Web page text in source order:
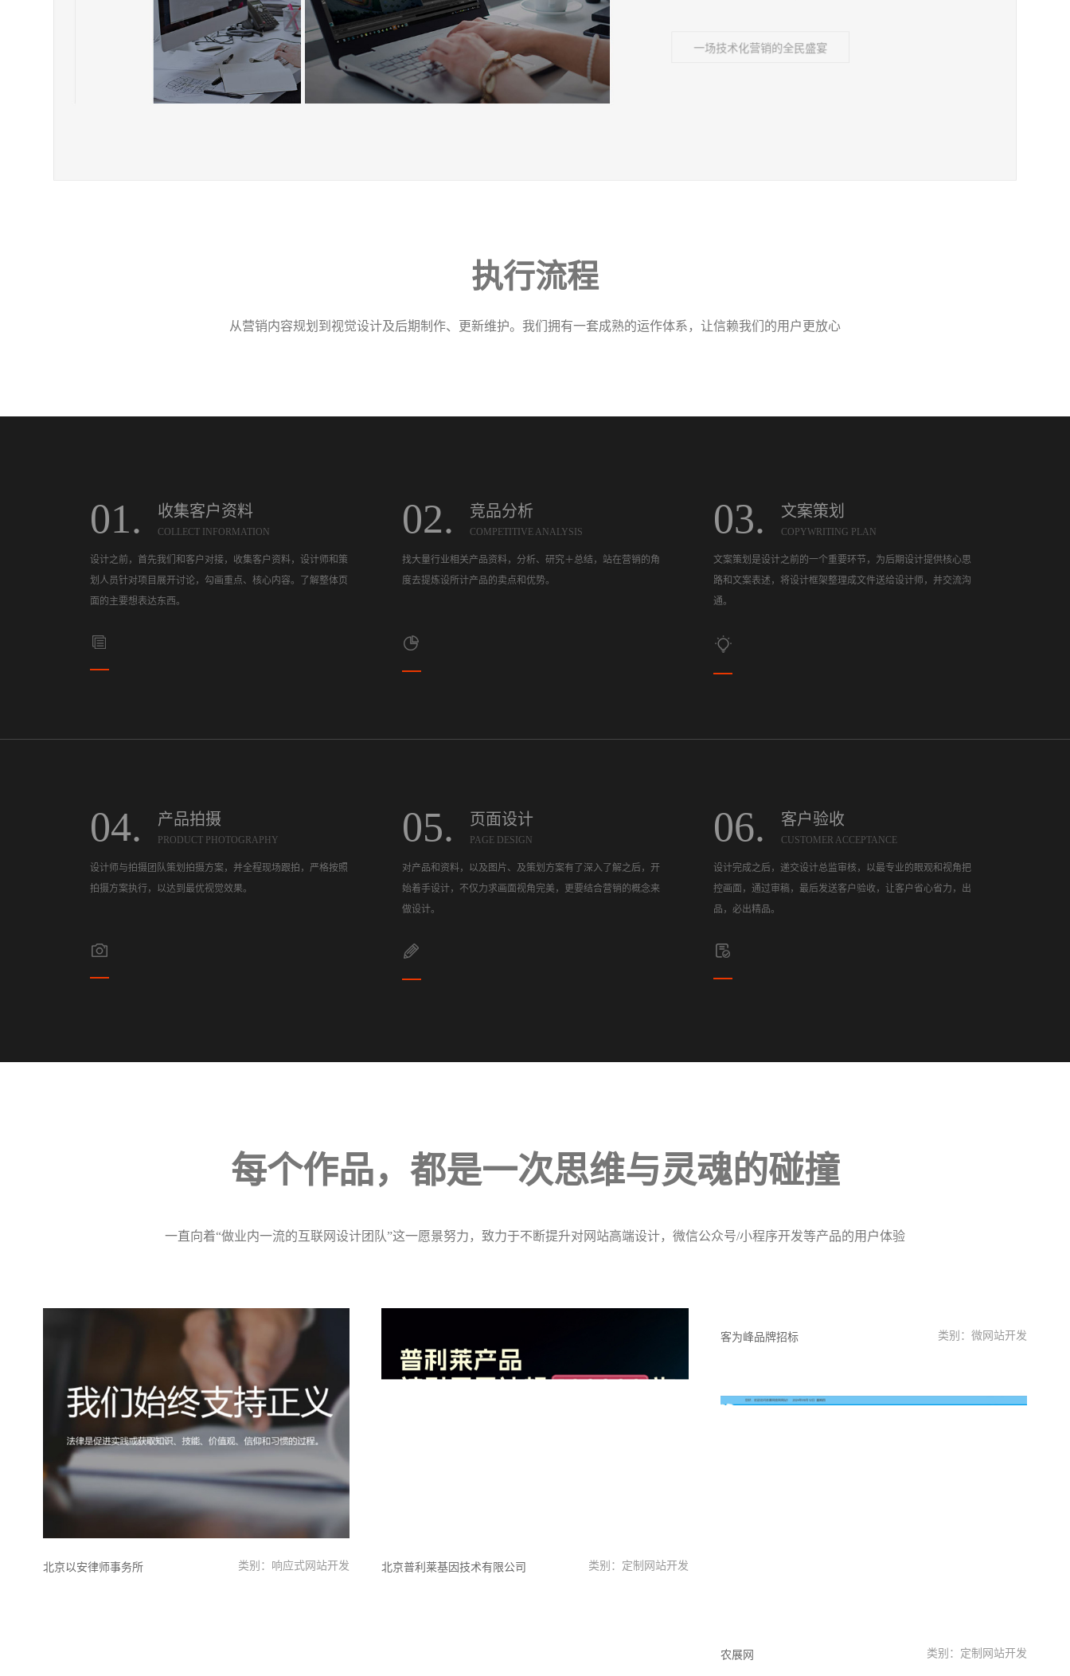
一场技术化营销的全民盛宴
执行流程
从营销内容规划到视觉设计及后期制作、更新维护。我们拥有一套成熟的运作体系，让信赖我们的用户更放心
01. 收集客户资料
COLLECT INFORMATION
设计之前，首先我们和客户对接，收集客户资料，设计师和策
划人员针对项目展开讨论，勾画重点、核心内容。了解整体页
面的主要想表达东西。
02. 竞品分析
COMPETITIVE ANALYSIS
找大量行业相关产品资料，分析、研究＋总结，站在营销的角
度去提炼设所计产品的卖点和优势。
03. 文案策划
COPYWRITING PLAN
文案策划是设计之前的一个重要环节，为后期设计提供核心思
路和文案表述，将设计框架整理成文件送给设计师，并交流沟
通。
04. 产品拍摄
PRODUCT PHOTOGRAPHY
设计师与拍摄团队策划拍摄方案，并全程现场跟拍，严格按照
拍摄方案执行，以达到最优视觉效果。
05. 页面设计
PAGE DESIGN
对产品和资料，以及图片、及策划方案有了深入了解之后，开
始着手设计，不仅力求画面视角完美，更要结合营销的概念来
做设计。
06. 客户验收
CUSTOMER ACCEPTANCE
设计完成之后，递交设计总监审核，以最专业的眼观和视角把
控画面，通过审稿，最后发送客户验收，让客户省心省力，出
品，必出精品。
每个作品， 都是一次思维与灵魂的碰撞
一直向着“做业内一流的互联网设计团队”这一愿景努力，致力于不断提升对网站高端设计，微信公众号/小程序开发等产品的用户体验
北京以安律师事务所 类别：响应式网站开发 北京普利莱基因技术有限公司 类别：定制网站开发